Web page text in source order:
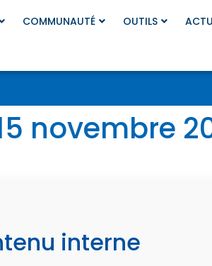
COMMUNAUTÉ OUTILS
novembre
interne